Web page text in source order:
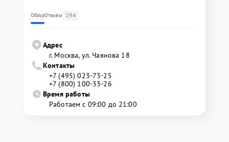
ОбзорОтзывы 294
Адрес
г. Москва, ул. Чаянова 18
Контакты
+7 (495) 023-73-25
+7 (800) 100-33-26
Время работы
Работаем с 09:00 до 21:00